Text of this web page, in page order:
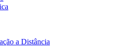
a Distância